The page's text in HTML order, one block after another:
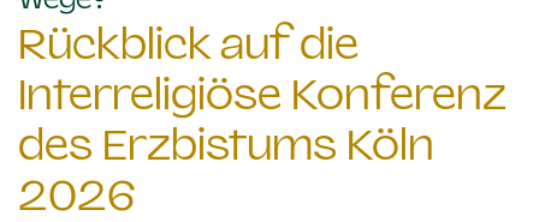
Rückblick auf die
Interreligiöse Konferenz
des Erzbistums Köln
2026